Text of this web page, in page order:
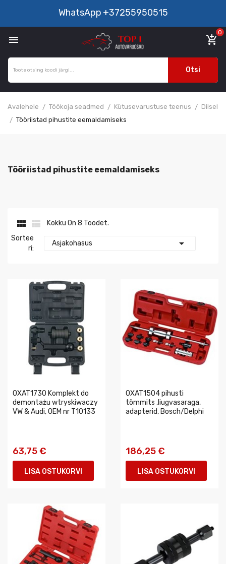
WhatsApp +37255950515
 add_shopping_cart
0
Otsi
Avalehele Töökoja seadmed Kütusevarustuse teenus
Diisel
Tööriistad pihustite eemaldamiseks
Tööriistad pihustite eemaldamiseks
 
Kokku On 8 Toodet.
Sortee
Ri:
Asjakohasus 
0XAT1730 Komplekt do
demontażu wtryskiwaczy
VW & Audi, OEM nr T10133
63,75 €
LISA OSTUKORVI
0XAT1504 pihusti
tõmmits ,liugvasaraga,
adapterid, Bosch/Delphi
186,25 €
LISA OSTUKORVI